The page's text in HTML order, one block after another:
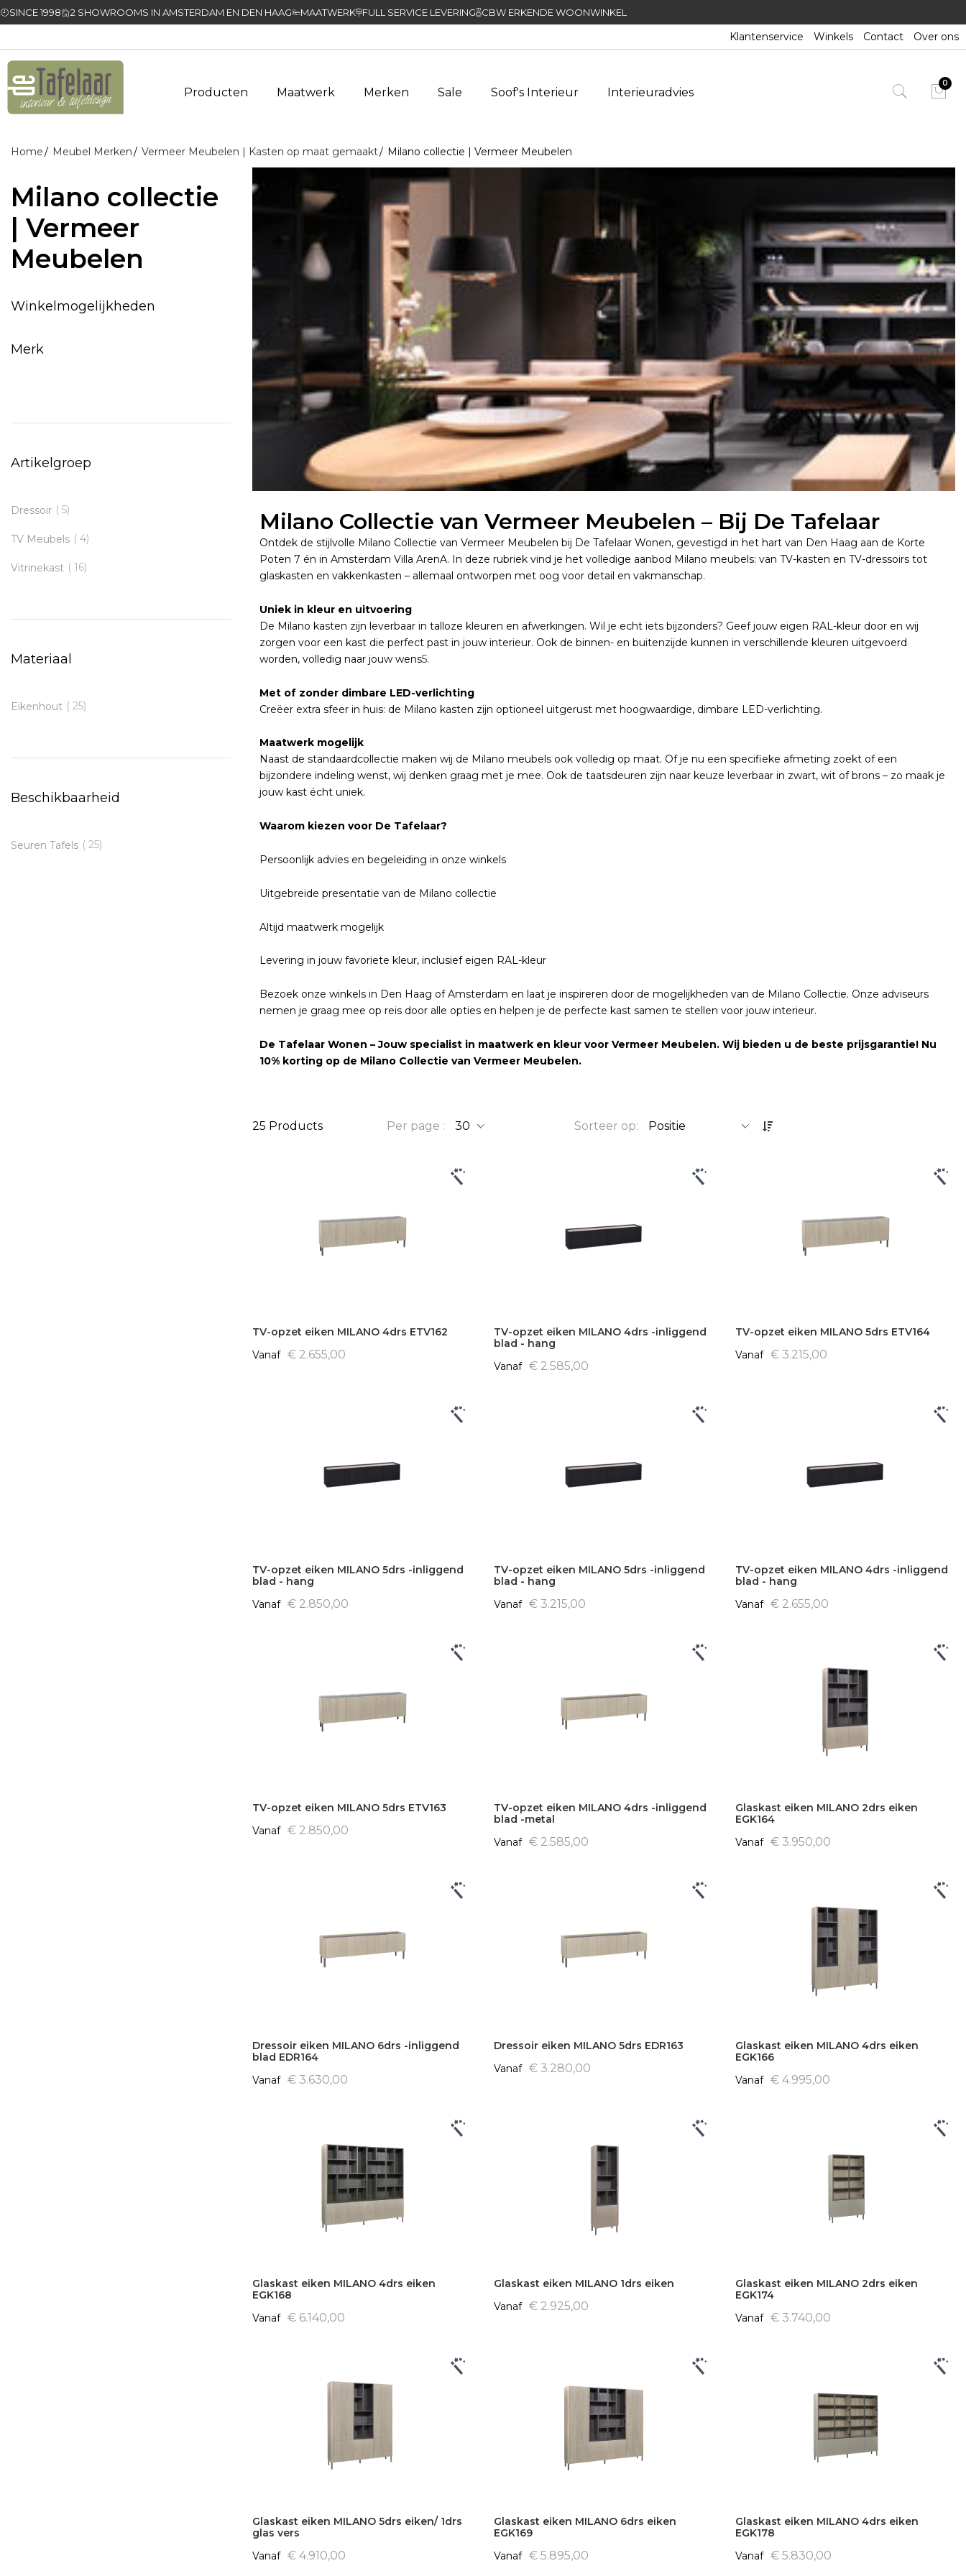
SINCE 1998 2 SHOWROOMS IN AMSTERDAM EN DEN HAAG MAATWERK FULL SERVICE LEVERING CBW ERKENDE WOONWINKEL
Klantenservice Winkels Contact Over ons
Producten Maatwerk Merken Sale Soof's Interieur Interieuradvies
Home Meubel Merken Vermeer Meubelen | Kasten op maat gemaakt Milano collectie | Vermeer Meubelen
Milano Collectie van Vermeer Meubelen – Bij De Tafelaar
Ontdek de stijlvolle Milano Collectie van Vermeer Meubelen bij De Tafelaar Wonen, gevestigd in het hart van Den Haag aan de Korte
Poten 7 én in Amsterdam Villa ArenA. In deze rubriek vind je het volledige aanbod Milano meubels: van TV-kasten en TV-dressoirs tot
glaskasten en vakkenkasten – allemaal ontworpen met oog voor detail en vakmanschap.
Uniek in kleur en uitvoering
De Milano kasten zijn leverbaar in talloze kleuren en afwerkingen. Wil je echt iets bijzonders? Geef jouw eigen RAL-kleur door en wij
zorgen voor een kast die perfect past in jouw interieur. Ook de binnen- en buitenzijde kunnen in verschillende kleuren uitgevoerd
worden, volledig naar jouw wens5.
Met of zonder dimbare LED-verlichting
Creëer extra sfeer in huis: de Milano kasten zijn optioneel uitgerust met hoogwaardige, dimbare LED-verlichting.
Maatwerk mogelijk
Naast de standaardcollectie maken wij de Milano meubels ook volledig op maat. Of je nu een specifieke afmeting zoekt of een
bijzondere indeling wenst, wij denken graag met je mee. Ook de taatsdeuren zijn naar keuze leverbaar in zwart, wit of brons – zo maak je
jouw kast écht uniek.
Waarom kiezen voor De Tafelaar?
Persoonlijk advies en begeleiding in onze winkels
Uitgebreide presentatie van de Milano collectie
Altijd maatwerk mogelijk
Levering in jouw favoriete kleur, inclusief eigen RAL-kleur
Bezoek onze winkels in Den Haag of Amsterdam en laat je inspireren door de mogelijkheden van de Milano Collectie. Onze adviseurs
nemen je graag mee op reis door alle opties en helpen je de perfecte kast samen te stellen voor jouw interieur.
De Tafelaar Wonen – Jouw specialist in maatwerk en kleur voor Vermeer Meubelen. Wij bieden u de beste prijsgarantie! Nu
10% korting op de Milano Collectie van Vermeer Meubelen.
25 Products Per page Sorteer op
O
r
e
TV-opzet eiken MILANO 4drs ETV162
Vanaf € 2.655,00
TV-opzet eiken MILANO 4drs -inliggend
blad - hang
Vanaf € 2.585,00
TV-opzet eiken MILANO 5drs ETV164
Vanaf € 3.215,00
TV-opzet eiken MILANO 5drs -inliggend
blad - hang
Vanaf € 2.850,00
TV-opzet eiken MILANO 5drs -inliggend
blad - hang
Vanaf € 3.215,00
TV-opzet eiken MILANO 4drs -inliggend
blad - hang
Vanaf € 2.655,00
TV-opzet eiken MILANO 5drs ETV163
Vanaf € 2.850,00
TV-opzet eiken MILANO 4drs -inliggend
blad -metal
Vanaf € 2.585,00
Glaskast eiken MILANO 2drs eiken
EGK164
Vanaf € 3.950,00
Dressoir eiken MILANO 6drs -inliggend
blad EDR164
Vanaf € 3.630,00
Dressoir eiken MILANO 5drs EDR163
Vanaf € 3.280,00
Glaskast eiken MILANO 4drs eiken
EGK166
Vanaf € 4.995,00
Glaskast eiken MILANO 4drs eiken
EGK168
Vanaf € 6.140,00
Glaskast eiken MILANO 1drs eiken
Vanaf € 2.925,00
Glaskast eiken MILANO 2drs eiken
EGK174
Vanaf € 3.740,00
Glaskast eiken MILANO 5drs eiken/ 1drs
glas vers
Vanaf € 4.910,00
Glaskast eiken MILANO 6drs eiken
EGK169
Vanaf € 5.895,00
Glaskast eiken MILANO 4drs eiken
EGK178
Vanaf € 5.830,00
Winkelmogelijkheden
Merk
Artikelgroep
Dressoir 5
TV Meubels 4
Vitrinekast 16
Materiaal
Eikenhout 25
Beschikbaarheid
Seuren Tafels 25
Milano collectie
| Vermeer
Meubelen